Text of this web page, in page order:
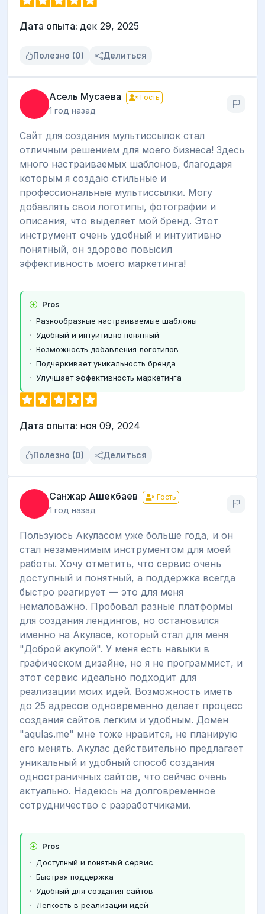
Дата опыта: дек 29, 2025
Полезно (0) Делиться
Асель Мусаева Гость
1 год назад
Сайт для создания мультиссылок стал
отличным решением для моего бизнеса! Здесь
много настраиваемых шаблонов, благодаря
которым я создаю стильные и
профессиональные мультиссылки. Могу
добавлять свои логотипы, фотографии и
описания, что выделяет мой бренд. Этот
инструмент очень удобный и интуитивно
понятный, он здорово повысил
эффективность моего маркетинга!
Pros
Разнообразные настраиваемые шаблоны
Удобный и интуитивно понятный
Возможность добавления логотипов
Подчеркивает уникальность бренда
Улучшает эффективность маркетинга
Дата опыта: ноя 09, 2024
Полезно (0) Делиться
Санжар Ашекбаев Гость
1 год назад
Пользуюсь Акуласом уже больше года, и он
стал незаменимым инструментом для моей
работы. Хочу отметить, что сервис очень
доступный и понятный, а поддержка всегда
быстро реагирует — это для меня
немаловажно. Пробовал разные платформы
для создания лендингов, но остановился
именно на Акуласе, который стал для меня
"Доброй акулой". У меня есть навыки в
графическом дизайне, но я не программист, и
этот сервис идеально подходит для
реализации моих идей. Возможность иметь
до 25 адресов одновременно делает процесс
создания сайтов легким и удобным. Домен
"aqulas.me" мне тоже нравится, не планирую
его менять. Акулас действительно предлагает
уникальный и удобный способ создания
одностраничных сайтов, что сейчас очень
актуально. Надеюсь на долговременное
сотрудничество с разработчиками.
Pros
Доступный и понятный сервис
Быстрая поддержка
Удобный для создания сайтов
Легкость в реализации идей